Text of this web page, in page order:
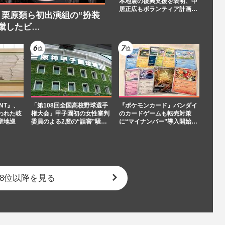
原類ら初出演組の“扮装
したビ…
居正広もボランティア計画…
』、
れた岐
地巡
「第108回全国高校野球選手
権大会」甲子園初の女性審判
委員のよる2度の“誤審”騒…
『ポケモンカード』バンダイ
のカードゲームも転売対策
に“マイナンバー”導入開始…
位以降を見る